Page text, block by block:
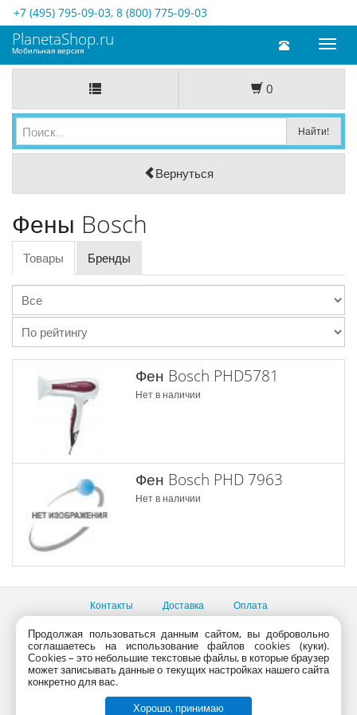
+7 (495) 795-09-03, 8 (800) 775-09-03
Toggle
PlanetaShop.ru
Мобильная версия
0
Вернуться
Фены Bosch
Товары Бренды
Фен Bosch PHD5781
Нет в наличии
Фен Bosch PHD 7963
Нет в наличии
Контакты Доставка Оплата
Все пункты выдачи
Консультации продавцов по телефону:+7 (495) 795-09-03,
+7 (800) 775-09-03
PlanetaShop.ru © 2000 - 2017 | Все права защищены
Продолжая пользоваться данным сайтом, вы добровольно
соглашаетесь на использование файлов cookies (куки).
Сookies – это небольшие текстовые файлы, в которые браузер
может записывать данные о текущих настройках нашего сайта
конкретно для вас.
Хорошо, принимаю